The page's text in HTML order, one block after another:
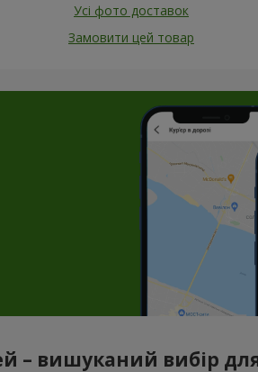
Усі фото доставок
Замовити цей товар
– вишуканий вибір для